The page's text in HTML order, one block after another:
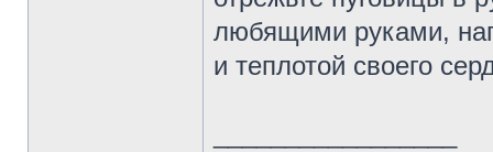
любящими руками,
и теплотой своего